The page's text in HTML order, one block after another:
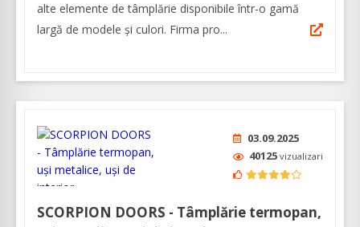
alte elemente de tâmplărie disponibile într-o gamă
largă de modele și culori. Firma pro...
03.09.2025
40125 vizualizari
SCORPION DOORS - Tâmplărie termopan,